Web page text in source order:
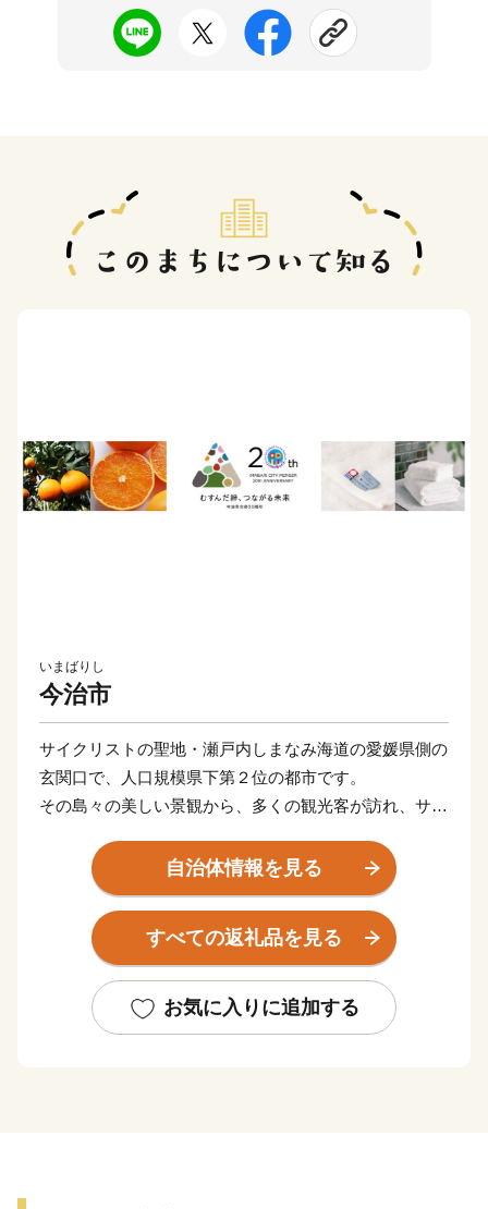
いまばりし
今治市
サイクリストの聖地・瀬戸内しまなみ海道の愛媛県側の
玄関口で、人口規模県下第２位の都市です。
その島々の美しい景観から、多くの観光客が訪れ、サイ
知られる今治タオル、世界に誇る海事産業。そして噂の
高級柑橘「紅まどんな」の主な産地でもあります。ほか
にも、焼豚玉子飯や今治焼鳥、バリィさんなど、ワクワ
クするモノが盛りだくさん！
にハマッてます）を合言葉に、魅力あふれるまちづくり
をすすめています。
自治体情報を見る
すべての返礼品を見る
お気に入りに追加する